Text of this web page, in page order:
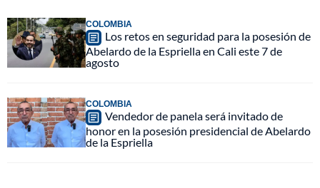
COLOMBIA
Los retos en seguridad para la posesión de
Abelardo de la Espriella en Cali este 7 de
agosto
COLOMBIA
Vendedor de panela será invitado de
honor en la posesión presidencial de Abelardo
de la Espriella